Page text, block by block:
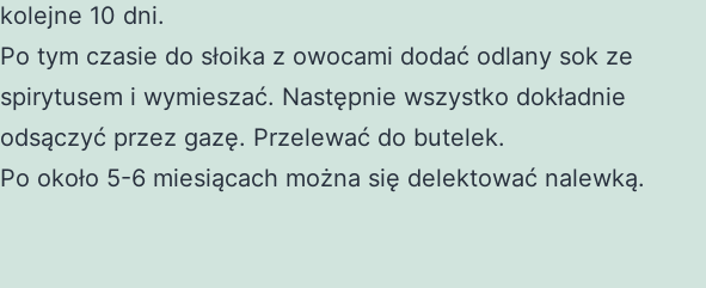
kolejne 10 dni.
Po tym czasie do słoika z owocami dodać odlany sok ze
spirytusem i wymieszać. Następnie wszystko dokładnie
odsączyć przez gazę. Przelewać do butelek.
Po około 5-6 miesiącach można się delektować nalewką.